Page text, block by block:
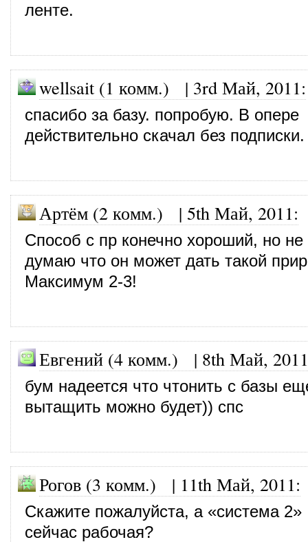
ленте.
wellsait (1 комм.) | 3rd Май, 2011:
спасибо за базу. попробую. В опере
действительно скачал без подписки.
Артём (2 комм.) | 5th Май, 2011:
Способ с пр конечно хороший, но не
думаю что он может дать такой
Максимум 2-3!
Евгений (4 комм.) | 8th Май, 2011
бум надеется что чтонить с базы
вытащить можно будет)) спс
Рогов (3 комм.) | 11th Май, 2011:
Скажите пожалуйста, а «система 2»
сейчас рабочая?